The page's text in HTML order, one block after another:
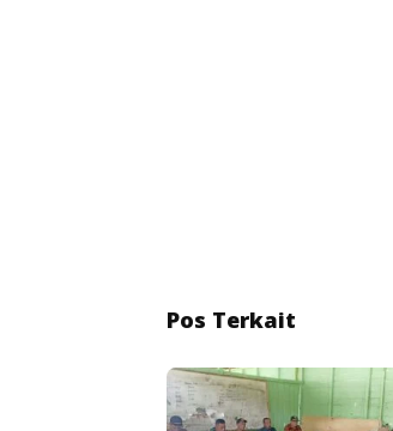
Pos Terkait